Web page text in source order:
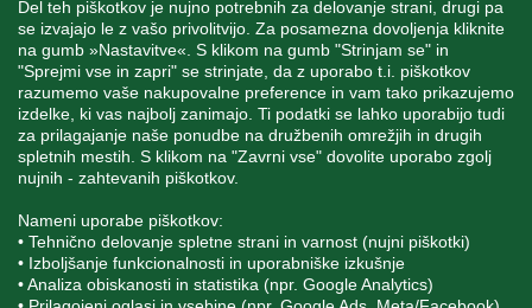
Del teh piškotkov je nujno potrebnih za delovanje strani, drugi pa
se izvajajo le z vašo privolitvijo. Za posamezna dovoljenja kliknite
na gumb »Nastavitve«. S klikom na gumb "Strinjam se" in
"Sprejmi vse in zapri" se strinjate, da z uporabo t.i. piškotkov
razumemo vaše nakupovalne preference in vam tako prikazujemo
izdelke, ki vas najbolj zanimajo. Ti podatki se lahko uporabijo tudi
za prilagajanje naše ponudbe na družbenih omrežjih in drugih
spletnih mestih. S klikom na "Zavrni vse" dovolite uporabo zgolj
nujnih - zahtevanih piškotkov.
Nameni uporabe piškotkov:
• Tehnično delovanje spletne strani in varnost (nujni piškotki)
• Izboljšanje funkcionalnosti in uporabniške izkušnje
• Analiza obiskanosti in statistika (npr. Google Analytics)
MOJ RAČUN
STORITEV ZA STRANKE
SPREMLJAJTE NAS
Blatnica 8, 1236 Trzin